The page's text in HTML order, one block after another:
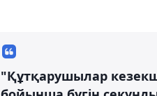
"Құтқарушылар